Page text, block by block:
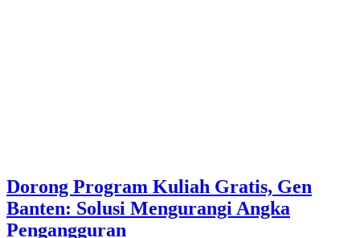
Dorong Program Kuliah Gratis, Gen
Banten: Solusi Mengurangi Angka
Pengangguran